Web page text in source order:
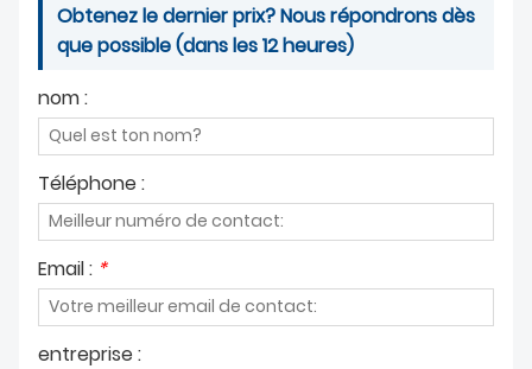
Obtenez le dernier prix? Nous répondrons dès
que possible (dans les 12 heures)
nom :
Téléphone :
Email : *
entreprise :